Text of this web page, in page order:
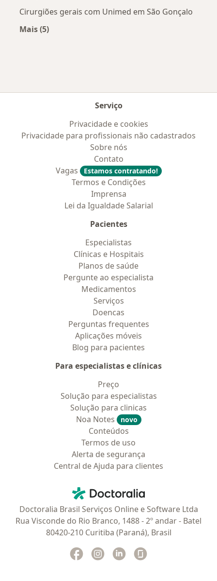
Cirurgiões gerais com Unimed em São Gonçalo
Mais (5)
Serviço
Privacidade e cookies
Privacidade para profissionais não cadastrados
Sobre nós
Contato
Vagas
Estamos contratando!
Termos e Condições
Imprensa
Lei da Igualdade Salarial
Pacientes
Especialistas
Clínicas e Hospitais
Planos de saúde
Pergunte ao especialista
Medicamentos
Serviços
Doencas
Perguntas frequentes
Aplicações móveis
Blog para pacientes
Para especialistas e clínicas
Preço
Solução para especialistas
Solução para clinicas
Noa Notes
novo
Conteúdos
Termos de uso
Alerta de segurança
Central de Ajuda para clientes
Doctoralia - Homepage
Doctoralia Brasil Serviços Online e Software Ltda
Rua Visconde do Rio Branco, 1488 - 2º andar - Batel
80420-210 Curitiba (Paraná), Brasil
Facebook
abre num novo separador
Instagram
abre num novo separador
Linkedin
abre num novo